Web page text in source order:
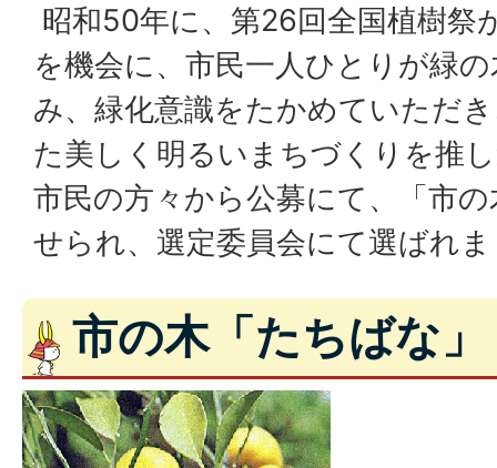
昭和50年に、第26回全国植樹祭
を機会に、市民一人ひとりが緑
み、緑化意識をたかめていただ
た美しく明るいまちづくりを推
市民の方々から公募にて、「市
せられ、選定委員会にて選ばれ
市の木「たちばな」